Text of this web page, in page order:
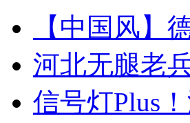
【中国风】
河北无腿老
信号灯Plus